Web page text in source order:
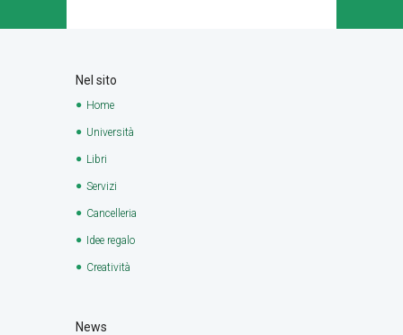
Nel sito
Home
Università
Libri
Servizi
Cancelleria
Idee regalo
Creatività
News